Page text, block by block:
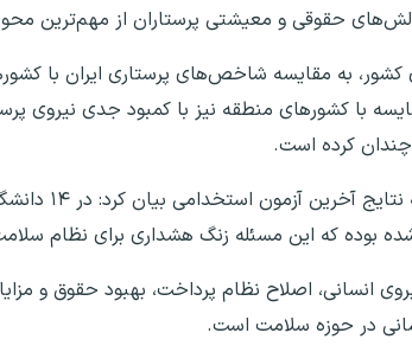
حقوقی و معیشتی پرستاران از مهم‌ترین
کشور، به مقایسه شاخص‌های پرستاری ایران با
با کشور‌های منطقه نیز با کمبود جدی نیروی
کرده است.
معاون پرستاری
بوده که این مسئله زنگ هشداری برای نظام
اصلاح نظام پرداخت، بهبود حقوق و مزایا
در حوزه سلامت است.